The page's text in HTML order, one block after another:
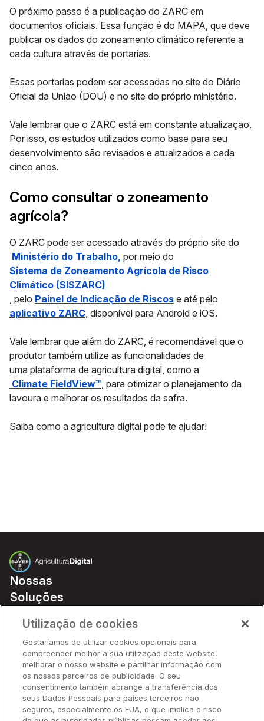
O próximo passo é a publicação do ZARC em
documentos oficiais. Essa função é do MAPA, que deve
publicar os dados do zoneamento climático referente a
cada cultura através de portarias.
Essas portarias podem ser acessadas no site do Diário
Oficial da União (DOU) e no site do próprio ministério.
Vale lembrar que o ZARC está em constante atualização.
Por isso, os estudos utilizados como base para seu
desenvolvimento são revisados e atualizados a cada
cinco anos.
Como consultar o zoneamento
agrícola?
O ZARC pode ser acessado através do próprio site do
Ministério do Trabalho, por meio do
Sistema de Zoneamento Agrícola de Risco
Climático (SISZARC)
, pelo Painel de Indicação de Riscos e até pelo
aplicativo ZARC, disponível para Android e iOS.
Vale lembrar que além do ZARC, é recomendável que o
produtor também utilize as funcionalidades de
uma plataforma de agricultura digital, como a
Climate FieldView™, para otimizar o planejamento da
lavoura e melhorar os resultados da safra.
Saiba como a agricultura digital pode te ajudar!
Nossas
Soluções
Parceiros
Hardware
Ajuda Rápida
Recursos
Utilização de cookies
Gostaríamos de utilizar cookies opcionais para
compreender melhor a sua utilização deste website,
melhorar o nosso website e partilhar informação com
os nossos parceiros de publicidade. O seu
consentimento também abrange a transferência dos
seus Dados Pessoais para países terceiros não
seguros, especialmente os EUA, o que implica o risco